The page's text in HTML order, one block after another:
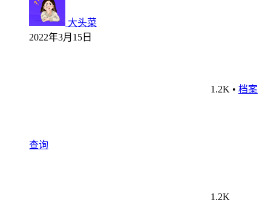
大头菜
2022年3月15日
1.2K • 档案
查询
1.2K